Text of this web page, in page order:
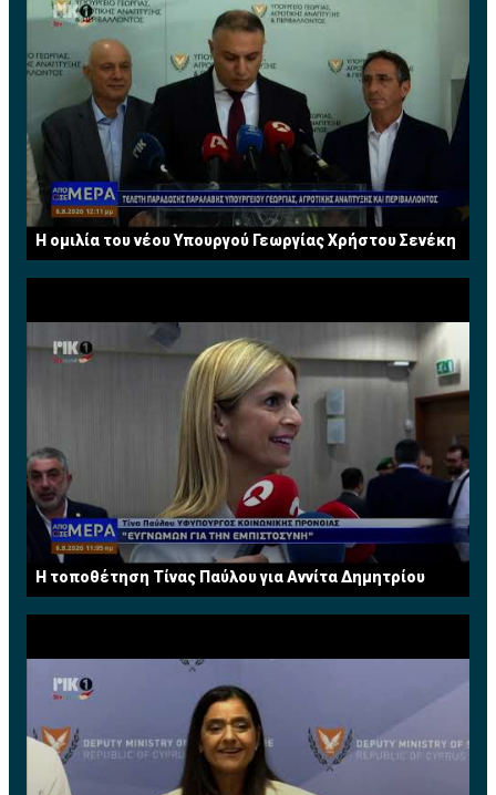
Η ομιλία του νέου Υπουργού Γεωργίας Χρήστου Σενέκη
H τοποθέτηση Τίνας Παύλου για Αννίτα Δημητρίου